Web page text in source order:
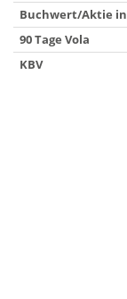
Buchwert/Aktie in
90 Tage Vola
KBV